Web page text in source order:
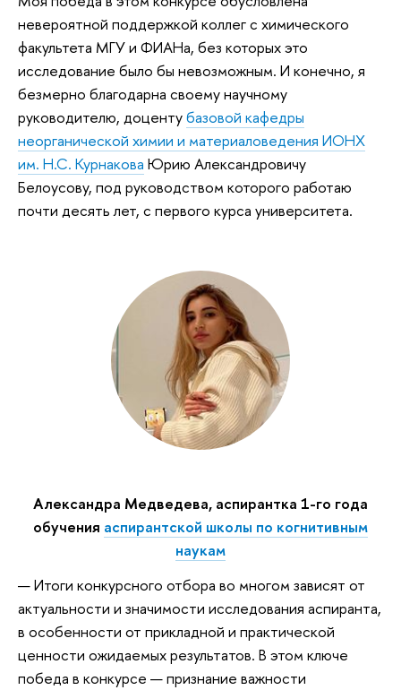
невероятной поддержкой коллег с химического
факультета МГУ и ФИАНа, без которых это
исследование было бы невозможным. И конечно, я
безмерно благодарна своему научному
руководителю, доцентубазовой кафедры
неорганической химии и материаловедения ИОНХ
им. Н.С. Курнакова Юрию Александровичу
Белоусову, под руководством которого работаю
почти десять лет, с первого курса университета.
Александра Медведева, аспирантка 1-го года
обучения аспирантской школы по когнитивным
наукам
— Итоги конкурсного отбора во многом зависят от
актуальности и значимости исследования аспиранта,
в особенности от прикладной и практической
ценности ожидаемых результатов. В этом ключе
победа в конкурсе — признание важности